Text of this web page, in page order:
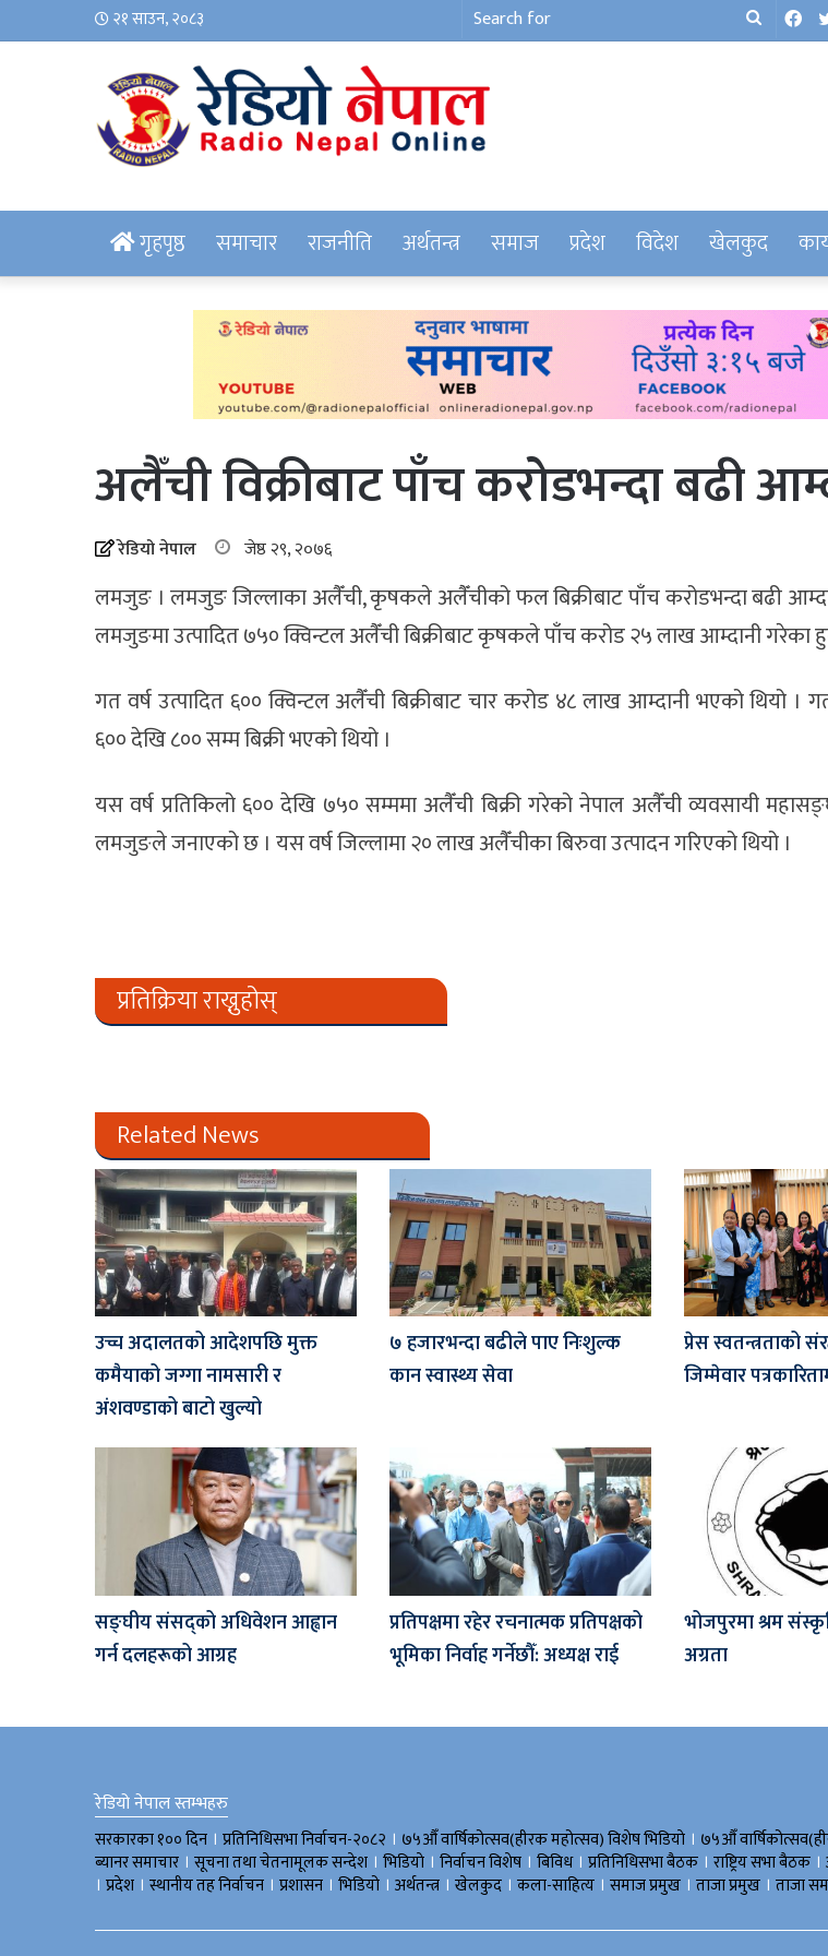
२१ साउन, २०८३
Search
गृहपृष्ठ समाचार राजनीति अर्थतन्त्र समाज प्रदेश विदेश खेलकुद
अलैँची विक्रीबाट पाँच करोडभन्दा बढी
रेडियो नेपाल जेष्ठ २९, २०७६
लमजुङ । लमजुङ जिल्लाका अलैँची, कृषकले अलैँचीको फल बिक्रीबाट पाँच करोडभन्दा बढी
लमजुङमा उत्पादित ७५० क्विन्टल अलैँची बिक्रीबाट कृषकले पाँच करोड २५ लाख आम्दानी गरेका
गत वर्ष उत्पादित ६०० क्विन्टल अलैँची बिक्रीबाट चार करोड ४८ लाख आम्दानी भएको थियो ।
६०० देखि ८०० सम्म बिक्री भएको थियो ।
यस वर्ष प्रतिकिलो ६०० देखि ७५० सम्ममा अलैँची बिक्री गरेको नेपाल अलैँची व्यवसायी
लमजुङले जनाएको छ । यस वर्ष जिल्लामा २० लाख अलैँचीका बिरुवा उत्पादन गरिएको थियो ।
प्रतिक्रिया राख्नुहोस्
Related News
उच्च अदालतको आदेशपछि मुक्त
कमैयाको जग्गा नामसारी र
अंशवण्डाको बाटो खुल्यो
७ हजारभन्दा बढीले पाए निःशुल्क
कान स्वास्थ्य सेवा
प्रेस स्वतन्त्रताको
जिम्मेवार
सङ्घीय संसद्को अधिवेशन आह्वान
गर्न दलहरूको आग्रह
प्रतिपक्षमा रहेर रचनात्मक प्रतिपक्षको
भूमिका निर्वाह गर्नेछौँ: अध्यक्ष राई
भोजपुरमा श्रम
अग्रता
रेडियो नेपाल स्तम्भहरु
सरकारका १०० दिन । प्रतिनिधिसभा निर्वाचन-२०८२ । ७५औँ वार्षिकोत्सव(हीरक महोत्सव) विशेष भिडियाे । ७५औँ
ब्यानर समाचार । सूचना तथा चेतनामूलक सन्देश । भिडियाे । निर्वाचन विशेष । बिविध। प्रतिनिधिसभा बैठक । राष्ट्रिय सभा बैठक ।
। प्रदेश । स्थानीय तह निर्वाचन । प्रशासन । भिडियो । अर्थतन्त्र । खेलकुद । कला-साहित्य । समाज प्रमुख । ताजा प्रमुख । ताजा